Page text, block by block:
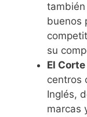
buenos
su
El
centros
Inglés,
marcas